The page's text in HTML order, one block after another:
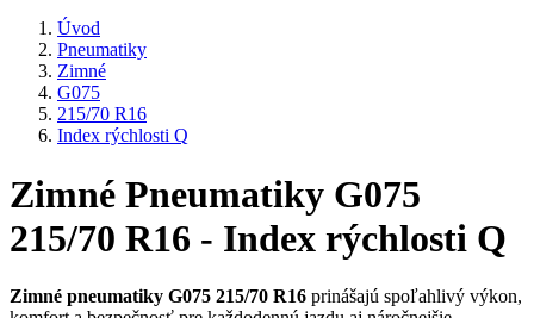
Úvod
Pneumatiky
Zimné
G075
215/70 R16
Index rýchlosti Q
Zimné Pneumatiky G075
215/70 R16 - Index rýchlosti Q
Zimné pneumatiky G075 215/70 R16 prinášajú spoľahlivý výkon,